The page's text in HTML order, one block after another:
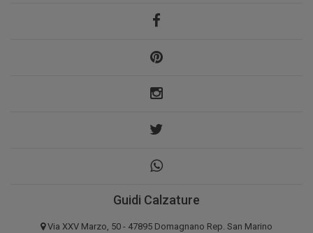
Guidi Calzature
Via XXV Marzo, 50 - 47895 Domagnano Rep. San Marino